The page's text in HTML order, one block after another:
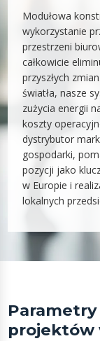
Modułowa
wykorzystanie
przestrzeni
całkowicie
przyszłych
światła, nasze
zużycia energii
koszty
dystrybutor
gospodarki,
pozycji jako
w Europie i
lokalnych
projektów